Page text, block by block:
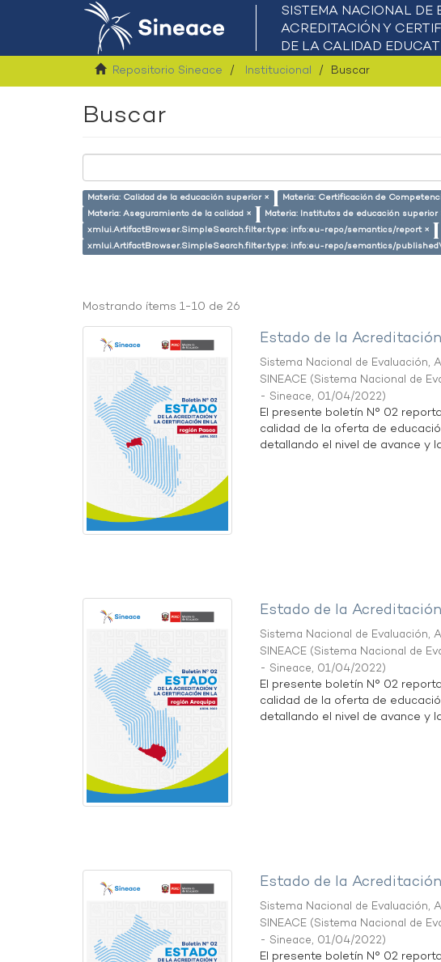
Repositorio Sineace Institucional Buscar
Buscar
Materia: Calidad de la educación superior × Materia: Certificación de
Materia: Aseguramiento de la calidad ×
Materia: Institutos de educación superior
xmlui.ArtifactBrowser.SimpleSearch.filter.type: info:eu-repo/semantics/report ×
xmlui.ArtifactBrowser.SimpleSearch.filter.type: info:eu-repo/semantics/
Mostrando ítems 1-10 de 26
Estado de la
Sistema Nacional de
SINEACE (Sistema Nacional de
- Sineace, 01/04/2022)
El presente boletín N° 02
calidad de la oferta de
detallando el nivel de avance y
Estado de la
Sistema Nacional de
SINEACE (Sistema Nacional de
- Sineace, 01/04/2022)
El presente boletín N° 02
calidad de la oferta de
detallando el nivel de avance y
Estado de la
Sistema Nacional de
SINEACE (Sistema Nacional de
- Sineace, 01/04/2022)
El presente boletín N° 02